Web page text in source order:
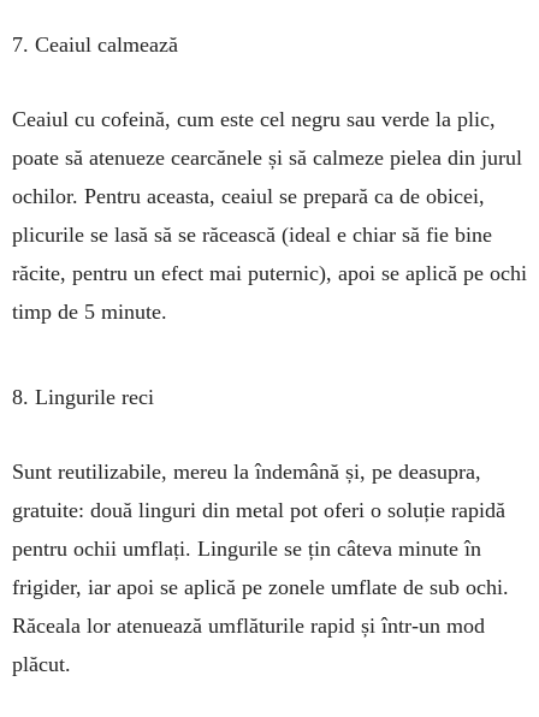
7. Ceaiul calmează
Ceaiul cu cofeină, cum este cel negru sau verde la plic,
poate să atenueze cearcănele și să calmeze pielea din jurul
ochilor. Pentru aceasta, ceaiul se prepară ca de obicei,
plicurile se lasă să se răcească (ideal e chiar să fie bine
răcite, pentru un efect mai puternic), apoi se aplică pe ochi
timp de 5 minute.
8. Lingurile reci
Sunt reutilizabile, mereu la îndemână și, pe deasupra,
gratuite: două linguri din metal pot oferi o soluție rapidă
pentru ochii umflați. Lingurile se țin câteva minute în
frigider, iar apoi se aplică pe zonele umflate de sub ochi.
Răceala lor atenuează umflăturile rapid și într-un mod
plăcut.